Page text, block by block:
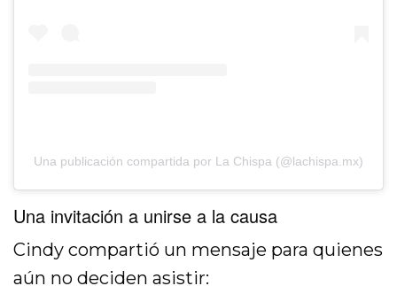
Una publicación compartida por La Chispa (@lachispa.mx)
Una invitación a unirse a la causa
Cindy compartió un mensaje para quienes
aún no deciden asistir: